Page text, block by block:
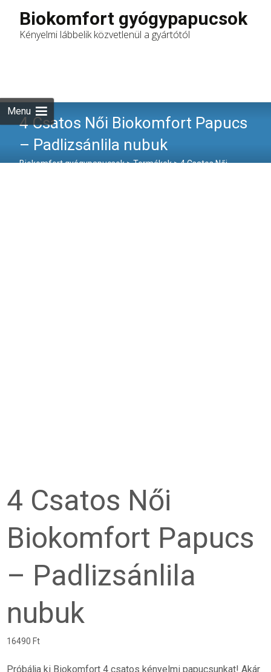
Biokomfort gyógypapucsok
Kényelmi lábbelik közvetlenül a gyártótól
Menu
4 Csatos Női Biokomfort Papucs
– Padlizsánlila nubuk
Biokomfort gyógypapucsok>Termékek>4 Csatos Női
4 Csatos Női
Biokomfort Papucs
– Padlizsánlila
nubuk
16490 Ft
Próbálja ki Biokomfort 4 csatos kényelmi papucsunkat! Akár